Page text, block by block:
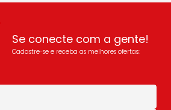
Se conecte com a gente!
Cadastre-se e receba as melhores ofertas: